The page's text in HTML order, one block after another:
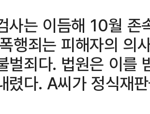
사는 이듬해 10월 존
행죄는 피해자의 의
벌죄다. 법원은 이를
렸다. A씨가 정식재